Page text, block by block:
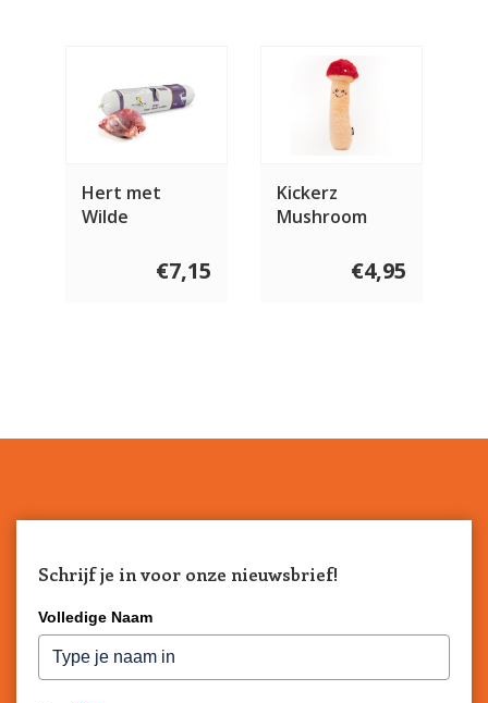
Hert met
Wilde
& Wilde Bessen
2 x 400 gram
€7,15
Kickerz
Mushroom
€4,95
Schrijf je in voor onze nieuwsbrief!
Volledige Naam